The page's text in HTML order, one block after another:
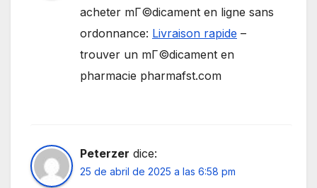
acheter mГ©dicament en ligne sans
ordonnance: Livraison rapide –
trouver un mГ©dicament en
pharmacie pharmafst.com
Peterzer dice:
25 de abril de 2025 a las 6:58 pm